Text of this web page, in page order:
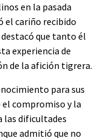
en la pasada
el cariño recibido
que tanto él
experiencia de
de la afición tigrera.
para sus
compromiso y la
las dificultades
admitió que no